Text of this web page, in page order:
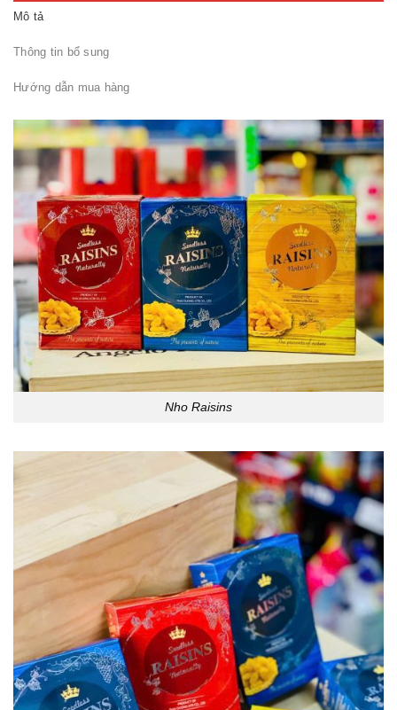
Mô tả
Thông tin bổ sung
Hướng dẫn mua hàng
Nho Raisins